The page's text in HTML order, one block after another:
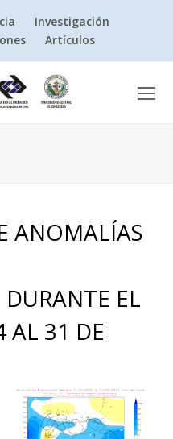
Investigación
Artículos
ANOMALÍAS
EL
AL 31 DE